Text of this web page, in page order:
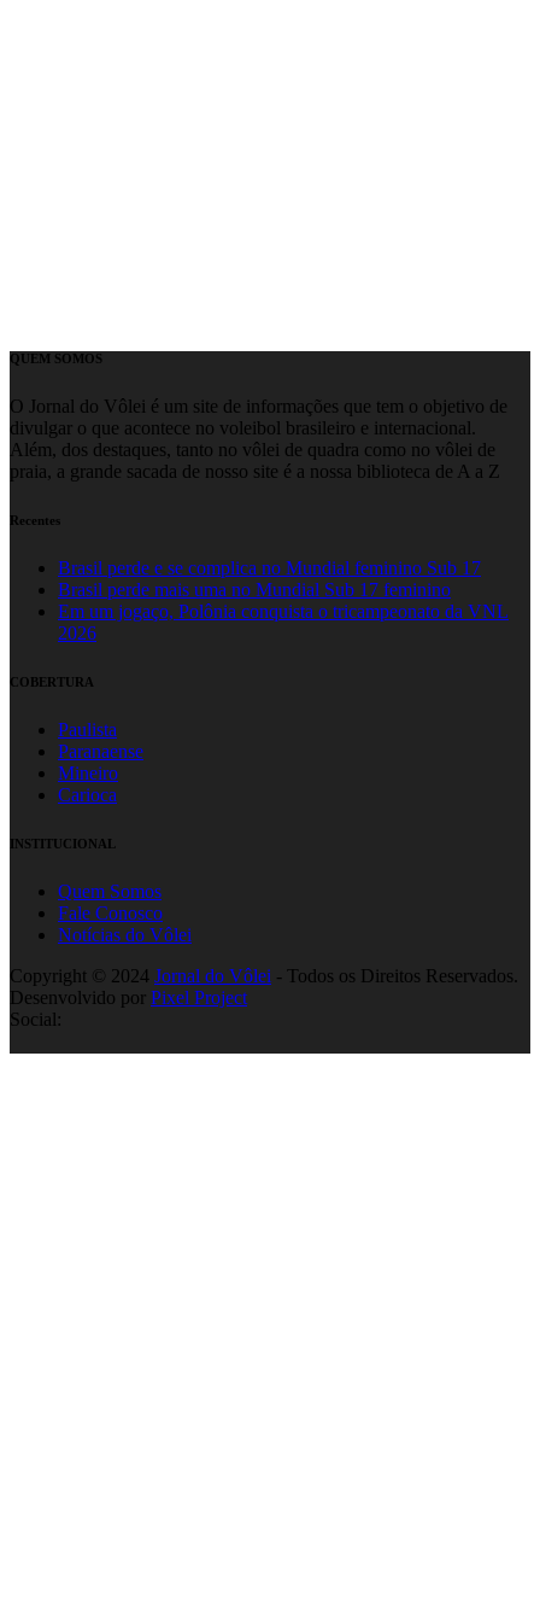
QUEM SOMOS
O Jornal do Vôlei é um site de informações que tem o objetivo de
divulgar o que acontece no voleibol brasileiro e internacional.
Além, dos destaques, tanto no vôlei de quadra como no vôlei de
praia, a grande sacada de nosso site é a nossa biblioteca de A a Z
Recentes
Brasil perde e se complica no Mundial feminino Sub 17
Brasil perde mais uma no Mundial Sub 17 feminino
Em um jogaço, Polônia conquista o tricampeonato da VNL
2026
COBERTURA
Paulista
Paranaense
Mineiro
Carioca
INSTITUCIONAL
Quem Somos
Fale Conosco
Notícias do Vôlei
Copyright © 2024 Jornal do Vôlei - Todos os Direitos Reservados.
Desenvolvido por Pixel Project
Social: